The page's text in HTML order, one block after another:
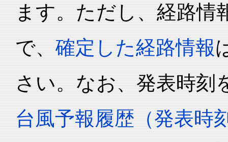
ます。ただし、経路情
で、 確定した経路情報
さい。なお、発表時刻
台風予報履歴（発表時